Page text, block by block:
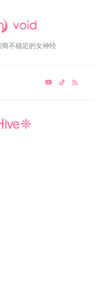
不稳定的女神经